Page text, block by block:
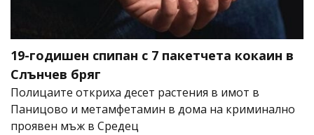
19-годишен спипан с 7 пакетчета кокаин в
Слънчев бряг
Полицаите откриха десет растения в имот в
Паницово и метамфетамин в дома на криминално
проявен мъж в Средец